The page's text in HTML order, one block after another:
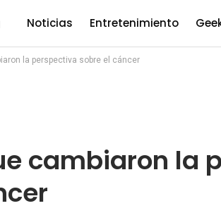
Noticias Entretenimiento
la perspectiva sobre el cáncer
cambiaron la